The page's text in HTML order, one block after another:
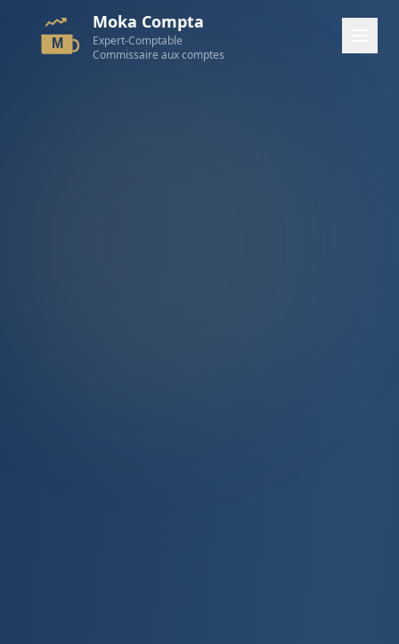
M
Moka Compta
Expert-Comptable
Commissaire aux comptes